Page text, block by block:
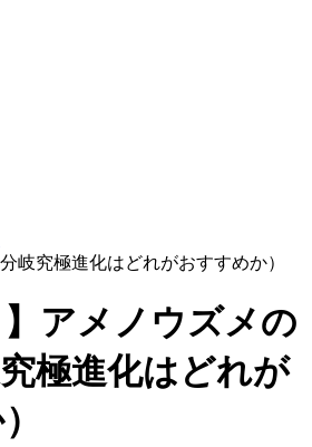
岐究極進化はどれがおすすめか）
】アメノウズメの
極進化はどれが